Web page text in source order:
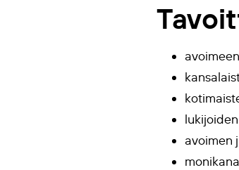
avoimen